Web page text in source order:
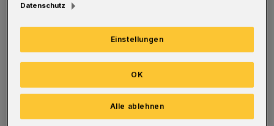
Der Haaner war gegen 18:45 Uhr mit seinem
Rad auf dem Westring in Richtung Haan
unterwegs, als er etwa 350 Meter vor der
Auffahrt zur A 46 zu Fall kam und mit dem
Kopf auf der Fahrbahn aufschlug.
Datenschutz
Einstellungen
Alle ablehnen
OK